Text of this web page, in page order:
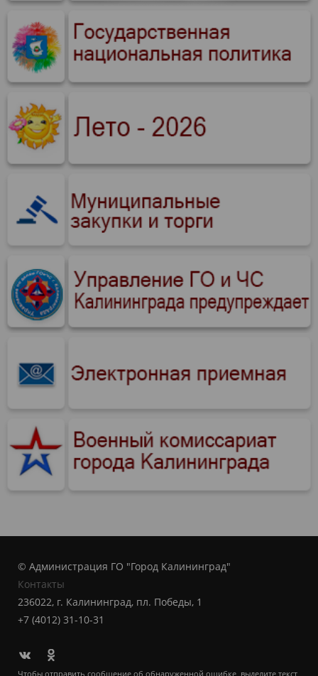
© Администрация ГО "Город Калининград"
Контакты
236022, г. Калининград, пл. Победы, 1
+7 (4012) 31-10-31
Чтобы отправить сообщение об обнаруженной ошибке, выделите текст